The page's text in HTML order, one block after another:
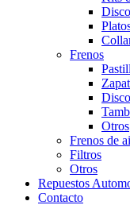
Frenos
Otros
Frenos de
Filtros
Otros
Repuestos
Contacto